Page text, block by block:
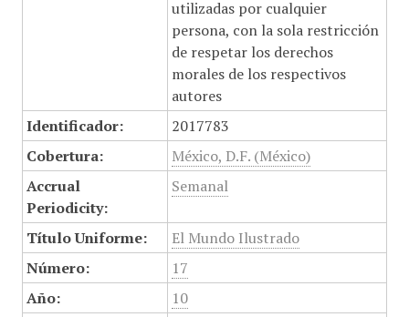
utilizadas por cualquier
persona, con la sola restricción
de respetar los derechos
morales de los respectivos
autores
Identificador:
2017783
Cobertura:
México, D.F. (México)
Accrual
Periodicity:
Semanal
Título Uniforme:
El Mundo Ilustrado
Número:
17
Año:
10